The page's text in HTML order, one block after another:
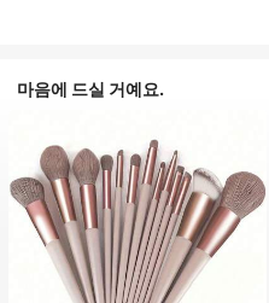
마음에 드실 거예요.